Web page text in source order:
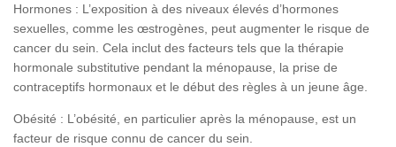
Hormones : L’exposition à des niveaux élevés d’hormones
sexuelles, comme les œstrogènes, peut augmenter le risque de
cancer du sein. Cela inclut des facteurs tels que la thérapie
hormonale substitutive pendant la ménopause, la prise de
contraceptifs hormonaux et le début des règles à un jeune âge.
Obésité : L’obésité, en particulier après la ménopause, est un
facteur de risque connu de cancer du sein.